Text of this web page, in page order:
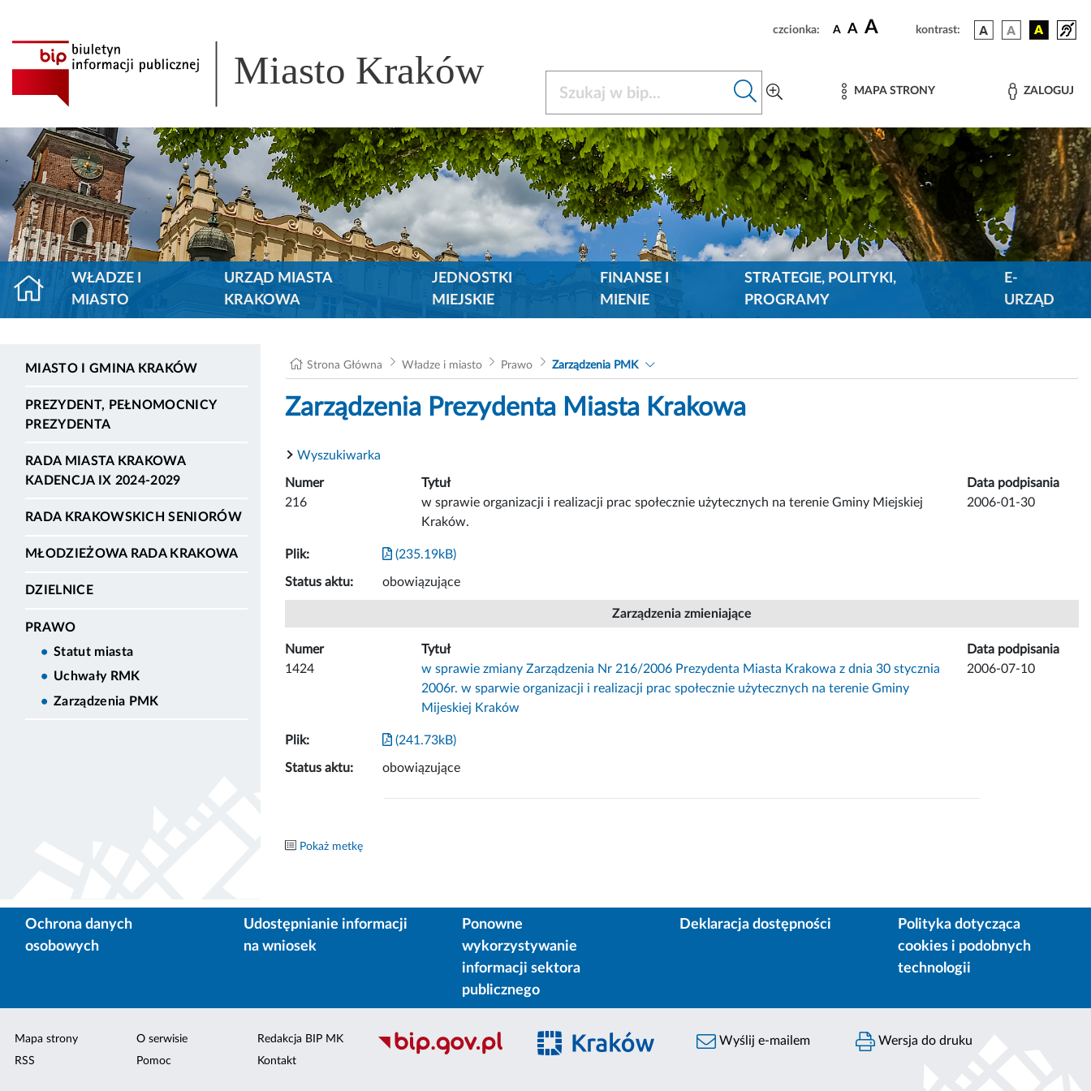
czcionka: A A A kontrast:
Miasto Kraków MAPA STRONY ZALOGUJ
WŁADZE I
MIASTO
URZĄD MIASTA
KRAKOWA
JEDNOSTKI
MIEJSKIE
FINANSE I
MIENIE
STRATEGIE, POLITYKI,
PROGRAMY
E-
URZĄD
MIASTO I GMINA KRAKÓW
PREZYDENT, PEŁNOMOCNICY
PREZYDENTA
RADA MIASTA KRAKOWA
KADENCJA IX 2024-2029
RADA KRAKOWSKICH SENIORÓW
MŁODZIEŻOWA RADA KRAKOWA
DZIELNICE
PRAWO
Statut miasta
Uchwały RMK
Zarządzenia PMK
Strona Główna Władze i miasto Prawo Zarządzenia PMK
Zarządzenia Prezydenta Miasta Krakowa
Wyszukiwarka
Numer Tytuł
Data podpisania
216
w sprawie organizacji i realizacji prac społecznie użytecznych na terenie Gminy Miejskiej
Kraków.
2006-01-30
Plik: (235.19kB)
Status aktu: obowiązujące
Zarządzenia zmieniające
Numer Tytuł
Data podpisania
1424
w sprawie zmiany Zarządzenia Nr 216/2006 Prezydenta Miasta Krakowa z dnia 30 stycznia
2006r. w sparwie organizacji i realizacji prac społecznie użytecznych na terenie Gminy
Mijeskiej Kraków
2006-07-10
Plik: (241.73kB)
Status aktu: obowiązujące
Pokaż metkę
Ochrona danych
osobowych
Udostępnianie informacji
na wniosek
Ponowne
wykorzystywanie
informacji sektora
publicznego
Deklaracja dostępności
Polityka dotycząca
cookies i podobnych
technologii
Mapa strony
RSS
O serwisie
Pomoc
Redakcja BIP MK
Kontakt
Wyślij e-mailem Wersja do druku